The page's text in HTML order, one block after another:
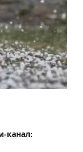
канал: